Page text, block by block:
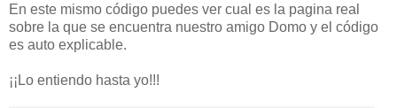
En este mismo código puedes ver cual es la pagina real
sobre la que se encuentra nuestro amigo Domo y el código
es auto explicable.
¡¡Lo entiendo hasta yo!!!